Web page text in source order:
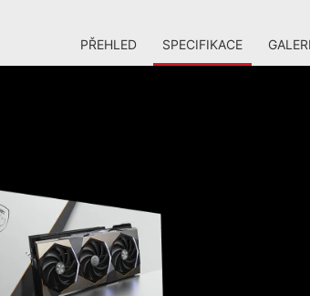
PŘEHLED SPECIFIKACE